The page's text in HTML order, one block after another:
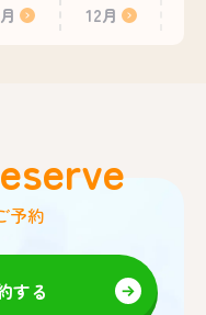
12月
予約
する